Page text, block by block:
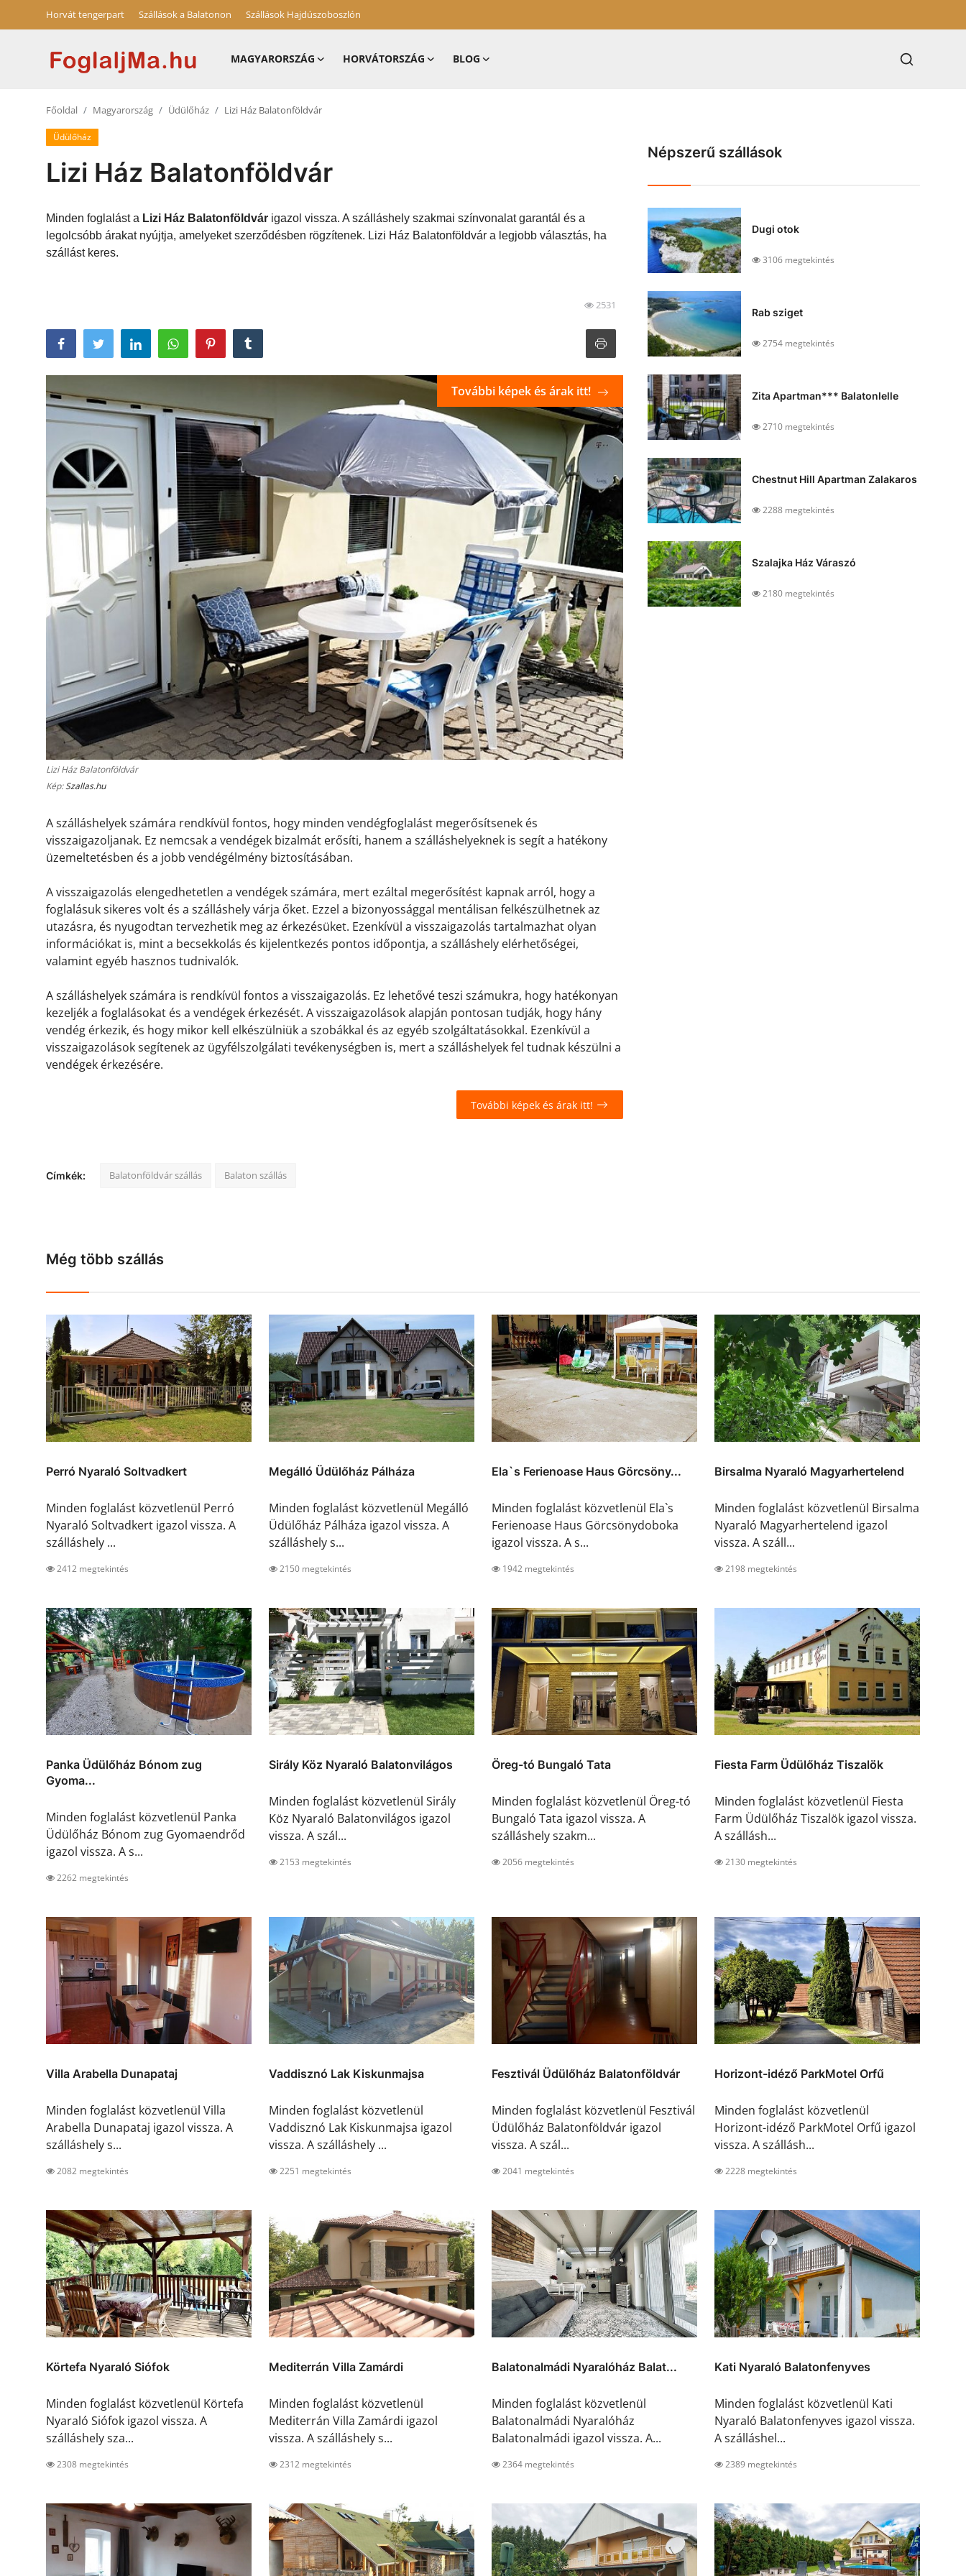
Horvát tengerpart Szállások a Balatonon Szállások Hajdúszoboszlón
MAGYARORSZÁG HORVÁTORSZÁG BLOG
Horvátország
Szállások Hajdúszoboszlón
Főoldal Magyarország Üdülőház Lizi Ház Balatonföldvár
Üdülőház
Lizi Ház Balatonföldvár
Minden foglalást a Lizi Ház Balatonföldvár igazol vissza. A szálláshely szakmai színvonalat garantál és a
legolcsóbb árakat nyújtja, amelyeket szerződésben rögzítenek. Lizi Ház Balatonföldvár a legjobb választás, ha
szállást keres.
2531
Lizi Ház Balatonföldvár
Kép:Szallas.hu
További képek és árak itt!
A szálláshelyek számára rendkívül fontos, hogy minden vendégfoglalást megerősítsenek és
visszaigazoljanak. Ez nemcsak a vendégek bizalmát erősíti, hanem a szálláshelyeknek is segít a hatékony
üzemeltetésben és a jobb vendégélmény biztosításában.
A visszaigazolás elengedhetetlen a vendégek számára, mert ezáltal megerősítést kapnak arról, hogy a
foglalásuk sikeres volt és a szálláshely várja őket. Ezzel a bizonyossággal mentálisan felkészülhetnek az
utazásra, és nyugodtan tervezhetik meg az érkezésüket. Ezenkívül a visszaigazolás tartalmazhat olyan
információkat is, mint a becsekkolás és kijelentkezés pontos időpontja, a szálláshely elérhetőségei,
valamint egyéb hasznos tudnivalók.
A szálláshelyek számára is rendkívül fontos a visszaigazolás. Ez lehetővé teszi számukra, hogy hatékonyan
kezeljék a foglalásokat és a vendégek érkezését. A visszaigazolások alapján pontosan tudják, hogy hány
vendég érkezik, és hogy mikor kell elkészülniük a szobákkal és az egyéb szolgáltatásokkal. Ezenkívül a
visszaigazolások segítenek az ügyfélszolgálati tevékenységben is, mert a szálláshelyek fel tudnak készülni a
vendégek érkezésére.
További képek és árak itt!
Címkék: Balatonföldvár szállás Balaton szállás
Népszerű szállások
Dugi otok
3106 megtekintés
Rab sziget
2754 megtekintés
Zita Apartman*** Balatonlelle
2710 megtekintés
Chestnut Hill Apartman Zalakaros
2288 megtekintés
Szalajka Ház Váraszó
2180 megtekintés
Még több szállás
Perró Nyaraló Soltvadkert
Minden foglalást közvetlenül Perró
Nyaraló Soltvadkert igazol vissza. A
szálláshely ...
2412 megtekintés
Megálló Üdülőház Pálháza
Minden foglalást közvetlenül Megálló
Üdülőház Pálháza igazol vissza. A
szálláshely s...
2150 megtekintés
Ela`s Ferienoase Haus Görcsöny...
Minden foglalást közvetlenül Ela`s
Ferienoase Haus Görcsönydoboka
igazol vissza. A s...
1942 megtekintés
Birsalma Nyaraló Magyarhertelend
Minden foglalást közvetlenül Birsalma
Nyaraló Magyarhertelend igazol
vissza. A száll...
2198 megtekintés
Panka Üdülőház Bónom zug
Gyoma...
Minden foglalást közvetlenül Panka
Üdülőház Bónom zug Gyomaendrőd
igazol vissza. A s...
2262 megtekintés
Sirály Köz Nyaraló Balatonvilágos
Minden foglalást közvetlenül Sirály
Köz Nyaraló Balatonvilágos igazol
vissza. A szál...
2153 megtekintés
Öreg-tó Bungaló Tata
Minden foglalást közvetlenül Öreg-tó
Bungaló Tata igazol vissza. A
szálláshely szakm...
2056 megtekintés
Fiesta Farm Üdülőház Tiszalök
Minden foglalást közvetlenül Fiesta
Farm Üdülőház Tiszalök igazol vissza.
A szállásh...
2130 megtekintés
Villa Arabella Dunapataj
Minden foglalást közvetlenül Villa
Arabella Dunapataj igazol vissza. A
szálláshely s...
2082 megtekintés
Vaddisznó Lak Kiskunmajsa
Minden foglalást közvetlenül
Vaddisznó Lak Kiskunmajsa igazol
vissza. A szálláshely ...
2251 megtekintés
Fesztivál Üdülőház Balatonföldvár
Minden foglalást közvetlenül Fesztivál
Üdülőház Balatonföldvár igazol
vissza. A szál...
2041 megtekintés
Horizont-idéző ParkMotel Orfű
Minden foglalást közvetlenül
Horizont-idéző ParkMotel Orfű igazol
vissza. A szállásh...
2228 megtekintés
Körtefa Nyaraló Siófok
Minden foglalást közvetlenül Körtefa
Nyaraló Siófok igazol vissza. A
szálláshely sza...
2308 megtekintés
Mediterrán Villa Zamárdi
Minden foglalást közvetlenül
Mediterrán Villa Zamárdi igazol
vissza. A szálláshely s...
2312 megtekintés
Balatonalmádi Nyaralóház Balat...
Minden foglalást közvetlenül
Balatonalmádi Nyaralóház
Balatonalmádi igazol vissza. A...
2364 megtekintés
Kati Nyaraló Balatonfenyves
Minden foglalást közvetlenül Kati
Nyaraló Balatonfenyves igazol vissza.
A szálláshel...
2389 megtekintés